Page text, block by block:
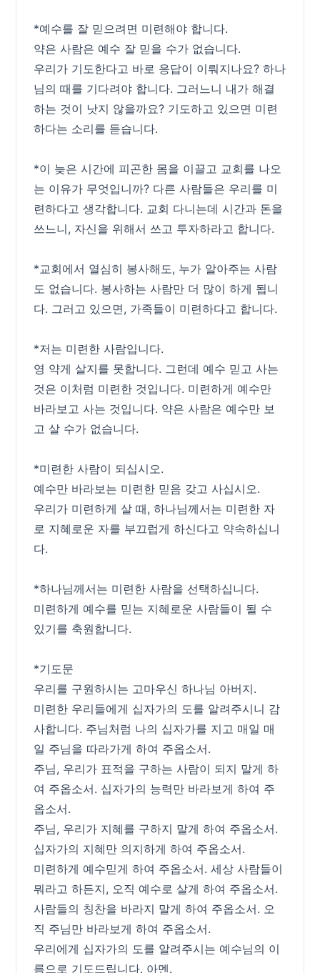
*예수를 잘 믿으려면 미련해야 합니다.
약은 사람은 예수 잘 믿을 수가 없습니다.
우리가 기도한다고 바로 응답이 이뤄지나요? 하나
님의 때를 기다려야 합니다. 그러느니 내가 해결
하는 것이 낫지 않을까요? 기도하고 있으면 미련
하다는 소리를 듣습니다.
*이 늦은 시간에 피곤한 몸을 이끌고 교회를 나오
는 이유가 무엇입니까? 다른 사람들은 우리를 미
련하다고 생각합니다. 교회 다니는데 시간과 돈을
쓰느니, 자신을 위해서 쓰고 투자하라고 합니다.
*교회에서 열심히 봉사해도, 누가 알아주는 사람
도 없습니다. 봉사하는 사람만 더 많이 하게 됩니
다. 그러고 있으면, 가족들이 미련하다고 합니다.
*저는 미련한 사람입니다.
영 약게 살지를 못합니다. 그런데 예수 믿고 사는
것은 이처럼 미련한 것입니다. 미련하게 예수만
바라보고 사는 것입니다. 약은 사람은 예수만 보
고 살 수가 없습니다.
*미련한 사람이 되십시오.
예수만 바라보는 미련한 믿음 갖고 사십시오.
우리가 미련하게 살 때, 하나님께서는 미련한 자
로 지혜로운 자를 부끄럽게 하신다고 약속하십니
다.
*하나님께서는 미련한 사람을 선택하십니다.
미련하게 예수를 믿는 지혜로운 사람들이 될 수
있기를 축원합니다.
*기도문
우리를 구원하시는 고마우신 하나님 아버지.
미련한 우리들에게 십자가의 도를 알려주시니 감
사합니다. 주님처럼 나의 십자가를 지고 매일 매
일 주님을 따라가게 하여 주옵소서.
주님, 우리가 표적을 구하는 사람이 되지 말게 하
여 주옵소서. 십자가의 능력만 바라보게 하여 주
옵소서.
주님, 우리가 지혜를 구하지 말게 하여 주옵소서.
십자가의 지혜만 의지하게 하여 주옵소서.
미련하게 예수믿게 하여 주옵소서. 세상 사람들이
뭐라고 하든지, 오직 예수로 살게 하여 주옵소서.
사람들의 칭찬을 바라지 말게 하여 주옵소서. 오
직 주님만 바라보게 하여 주옵소서.
우리에게 십자가의 도를 알려주시는 예수님의 이
름으로 기도드립니다. 아멘.